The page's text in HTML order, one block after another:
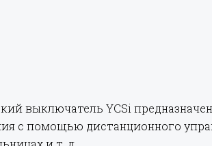
выключатель YCSi
с помощью дистанционного